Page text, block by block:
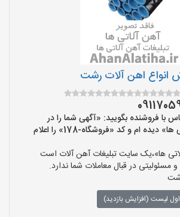
انواع اهن آلات رشت
با فروشنده بگویید: «آگهی شما را در
سایت «آهن آلاتی ها» دیده ام و کد «فروشگاه-178» را اعلام
ها»،یک سایت تبلیغات آهن آلات است
مسئولیتی در قبال معاملات شما ندارد.
لیست (افزایش بازدید)